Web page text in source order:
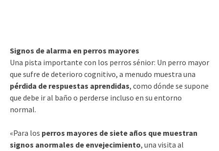
Signos de alarma en perros mayores
Una pista importante con los perros sénior: Un perro mayor
que sufre de deterioro cognitivo, a menudo muestra una
pérdida de respuestas aprendidas, como dónde se supone
que debe ir al baño o perderse incluso en su entorno
normal.
«Para los perros mayores de siete años que muestran
signos anormales de envejecimiento, una visita al